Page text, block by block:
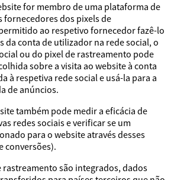
for membro de uma plataforma de
fornecedores dos pixels de
ao respetivo fornecedor fazê-lo
da conta de utilizador na rede social, o
ou do pixel de rastreamento pode
sobre a visita ao website à conta
à respetiva rede social e usá-la para a
de anúncios.
também pode medir a eficácia de
redes sociais e verificar se um
para o website através desses
conversões).
rastreamento são integrados, dados